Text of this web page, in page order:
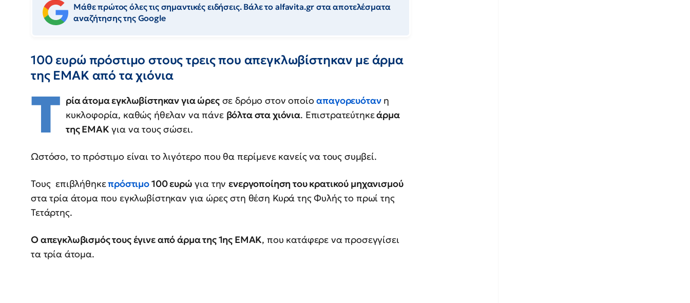
Μάθε πρώτος όλες τις σημαντικές ειδήσεις. Βάλε το alfavita.gr στα αποτελέσματα
αναζήτησης της Google
100 ευρώ πρόστιμο στους τρεις που απεγκλωβίστηκαν με άρμα
της ΕΜΑΚ από τα χιόνια
Τ ρία άτομα εγκλωβίστηκαν για ώρεςσε δρόμο στον οποίοαπαγορευότανη
κυκλοφορία, καθώς ήθελαν να πάνε βόλτα στα χιόνια. Επιστρατεύτηκεάρμα
της ΕΜΑΚ για να τους σώσει.
Ωστόσο, το πρόστιμο είναι το λιγότερο που θα περίμενε κανείς να τους συμβεί.
Τους επιβλήθηκεπρόστιμο100 ευρώ για τηνενεργοποίηση του κρατικού μηχανισμού
στα τρία άτομα που εγκλωβίστηκαν για ώρες στη θέση Κυρά της Φυλής το πρωί της
Τετάρτης.
Ο απεγκλωβισμός τους έγινε από άρμα της 1ης ΕΜΑΚ, που κατάφερε να προσεγγίσει
τα τρία άτομα.